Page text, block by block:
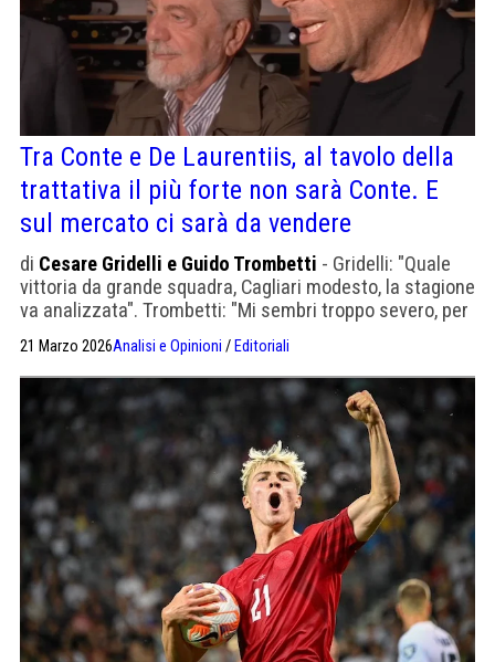
Tra Conte e De Laurentiis, al tavolo della
trattativa il più forte non sarà Conte. E
sul mercato ci sarà da vendere
di Cesare Gridelli e Guido Trombetti - Gridelli: "Quale
vittoria da grande squadra, Cagliari modesto, la stagione
va analizzata". Trombetti: "Mi sembri troppo severo, per
21 Marzo 2026Analisi e Opinioni / Editoriali